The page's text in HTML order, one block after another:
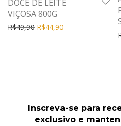
DOCE DE LEITE
VIÇOSA 800G
R$49,90 R$44,90
Inscreva-se para
exclusivo e